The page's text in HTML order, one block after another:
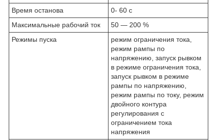
Время останова
0- 60 с
Максимальные рабочий ток
50 — 200 %
Режимы пуска
режим ограничения тока,
режим рампы по
напряжению, запуск рывком
в режиме ограничения тока,
запуск рывком в режиме
рампы по напряжению,
режим рампы по току, режим
двойного контура
регулирования с
ограничением тока
напряжения